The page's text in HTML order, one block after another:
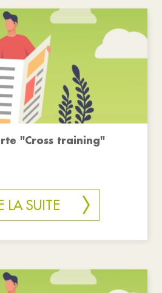
"Cross training"
LA SUITE